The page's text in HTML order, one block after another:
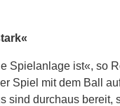
Spielanlage ist«, so
Spiel mit dem Ball
durchaus bereit,